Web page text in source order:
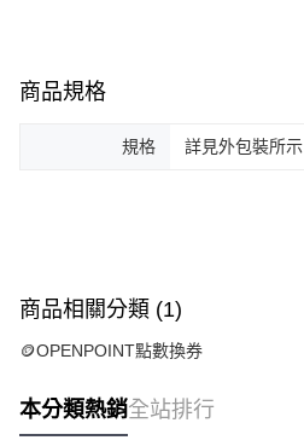
商品規格
規格 詳見外包裝所示
商品相關分類 (1)
🪙OPENPOINT點數換券
本分類熱銷全站排行